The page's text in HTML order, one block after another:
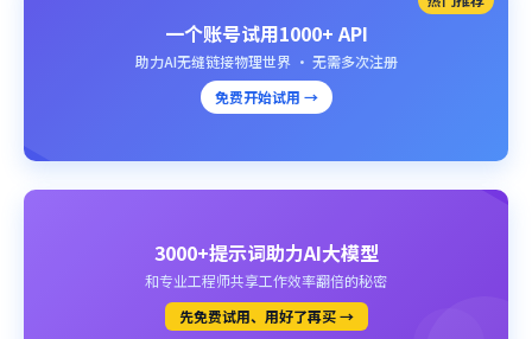
一个账号试用1000+ API
助力AI无缝链接物理世界 · 无需多次注册
免费开始试用 →
3000+提示词助力AI大模型
和专业工程师共享工作效率翻倍的秘密
先免费试用、用好了再买 →